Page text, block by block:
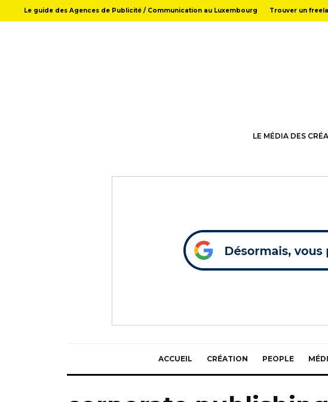
Le guide des Agences de Publicité / Communication au Luxembourg Trouver un
LE MÉDIA DES
ACCUEIL CRÉATION PEOPLE